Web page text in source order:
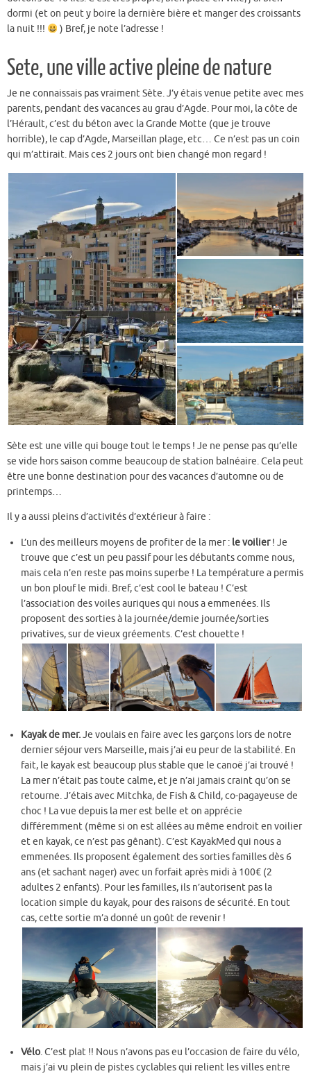
dormi (et on peut y boire la dernière bière et manger des croissants
la nuit !!!
) Bref, je note l’adresse !
Sete, une ville active pleine de nature
Je ne connaissais pas vraiment Sète. J’y étais venue petite avec mes
parents, pendant des vacances au grau d’Agde. Pour moi, la côte de
l’Hérault, c’est du béton avec la Grande Motte (que je trouve
horrible), le cap d’Agde, Marseillan plage, etc… Ce n’est pas un coin
qui m’attirait. Mais ces 2 jours ont bien changé mon regard !
Sète est une ville qui bouge tout le temps ! Je ne pense pas qu’elle
se vide hors saison comme beaucoup de station balnéaire. Cela peut
être une bonne destination pour des vacances d’automne ou de
printemps…
Il y a aussi pleins d’activités d’extérieur à faire :
L’un des meilleurs moyens de profiter de la mer : le voilier! Je
trouve que c’est un peu passif pour les débutants comme nous,
mais cela n’en reste pas moins superbe ! La température a permis
un bon plouf le midi. Bref, c’est cool le bateau ! C’est
l’association des voiles auriques qui nous a emmenées. Ils
proposent des sorties à la journée/demie journée/sorties
privatives, sur de vieux gréements. C’est chouette !
Kayak de mer.Je voulais en faire avec les garçons lors de notre
dernier séjour vers Marseille, mais j’ai eu peur de la stabilité. En
fait, le kayak est beaucoup plus stable que le canoë j’ai trouvé !
La mer n’était pas toute calme, et je n’ai jamais craint qu’on se
retourne. J’étais avec Mitchka, de Fish & Child, co-pagayeuse de
choc ! La vue depuis la mer est belle et on apprécie
différemment (même si on est allées au même endroit en voilier
et en kayak, ce n’est pas gênant). C’est KayakMed qui nous a
emmenées. Ils proposent également des sorties familles dès 6
ans (et sachant nager) avec un forfait après midi à 100€ (2
adultes 2 enfants). Pour les familles, ils n’autorisent pas la
location simple du kayak, pour des raisons de sécurité. En tout
cas, cette sortie m’a donné un goût de revenir !
Vélo. C’est plat !! Nous n’avons pas eu l’occasion de faire du vélo,
mais j’ai vu plein de pistes cyclables qui relient les villes entre